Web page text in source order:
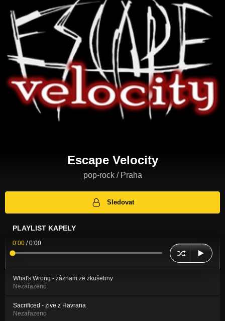
Escape Velocity
pop-rock / Praha
Sledovat
PLAYLIST KAPELY
0:00 /0:00
What's Wrong - záznam ze zkušebny
Nezařazeno
Sacrificed - zive z Havrana
Nezařazeno